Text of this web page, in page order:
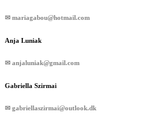
✉ mariagabou@hotmail.com
Anja
✉ anjaluniak@gmail.com
Gabriella Szirmai
✉ gabriellaszirmai@outlook.dk